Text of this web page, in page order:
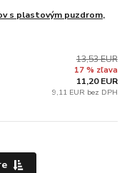
s plastovým puzdrom,
13,53 EUR
17 % zľava
11,20 EUR
9,11 EUR bez DPH